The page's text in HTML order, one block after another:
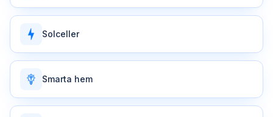
Solceller
Smarta hem